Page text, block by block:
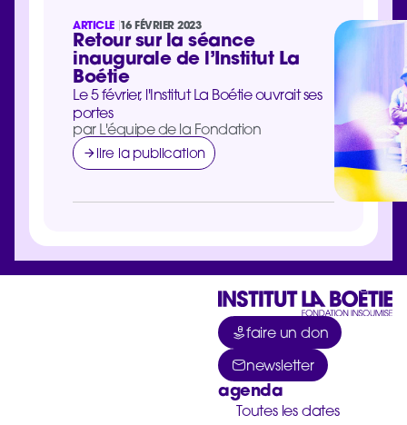
ARTICLE 16 FÉVRIER 2023
Retour sur la séance
inaugurale de l’Institut La
Boétie
Le 5 février, l'Institut La Boétie ouvrait ses
portes
par L'équipe de la Fondation
lire la publication
faire un don
newsletter
agenda
Toutes les dates